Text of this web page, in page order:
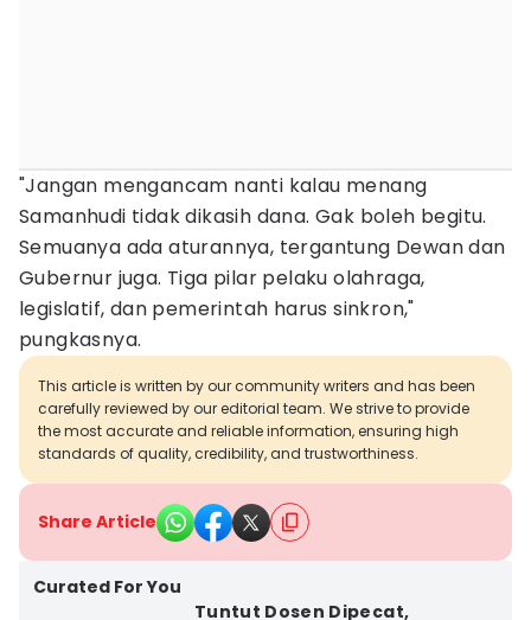
"Jangan mengancam nanti kalau menang
Samanhudi tidak dikasih dana. Gak boleh begitu.
Semuanya ada aturannya, tergantung Dewan dan
Gubernur juga. Tiga pilar pelaku olahraga,
legislatif, dan pemerintah harus sinkron,"
pungkasnya.
This article is written by our community writers and has been
carefully reviewed by our editorial team. We strive to provide
the most accurate and reliable information, ensuring high
standards of quality, credibility, and trustworthiness.
Share Article
Curated For You
Tuntut Dosen Dipecat,